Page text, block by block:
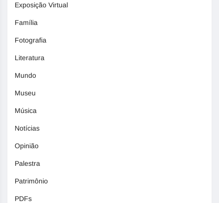
Exposição Virtual
Família
Fotografia
Literatura
Mundo
Museu
Música
Notícias
Opinião
Palestra
Patrimônio
PDFs